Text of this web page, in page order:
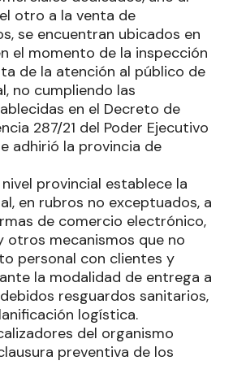
otro a la venta de
se encuentran ubicados en
el momento de la inspección
de la atención al público de
no cumpliendo las
en el Decreto de
287/21 del Poder Ejecutivo
adhirió la provincia de
provincial establece la
en rubros no exceptuados, a
de comercio electrónico,
otros mecanismos que no
personal con clientes y
la modalidad de entrega a
resguardos sanitarios,
logística.
del organismo
preventiva de los